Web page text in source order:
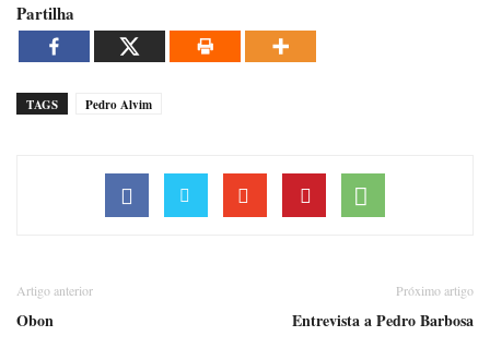
Partilha
TAGS Pedro Alvim
Artigo anterior
Obon
Próximo artigo
Entrevista a Pedro Barbosa